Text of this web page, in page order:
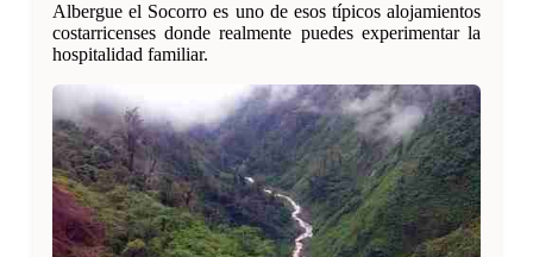
Albergue el Socorro es uno de esos típicos alojamientos
costarricenses donde realmente puedes experimentar la
hospitalidad familiar.